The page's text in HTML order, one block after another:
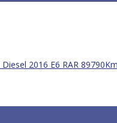
2016 E6 RAR